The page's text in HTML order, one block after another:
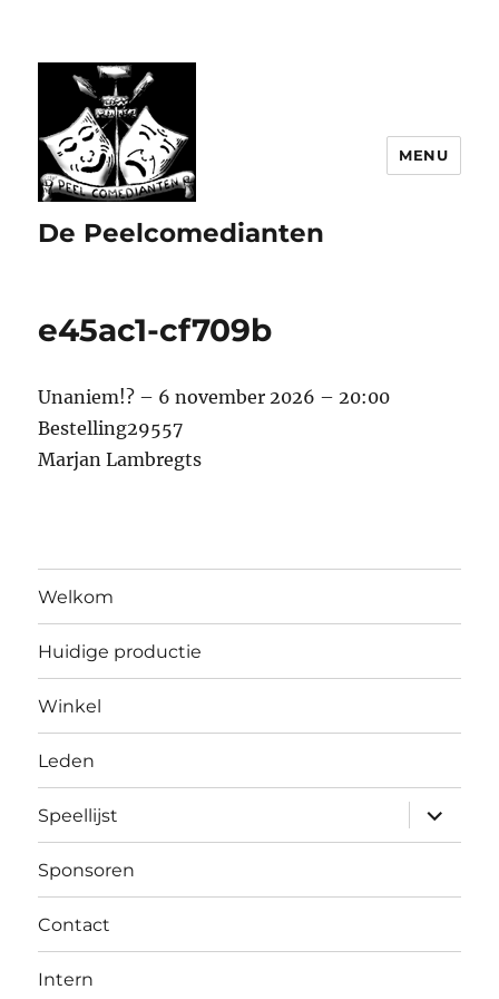
De Peelcomedianten
MENU
e45ac1-cf709b
Unaniem!? – 6 november 2026 – 20:00
Bestelling29557
Marjan Lambregts
Welkom
Huidige productie
Winkel
Leden
Speellijst
Sponsoren
Contact
Intern